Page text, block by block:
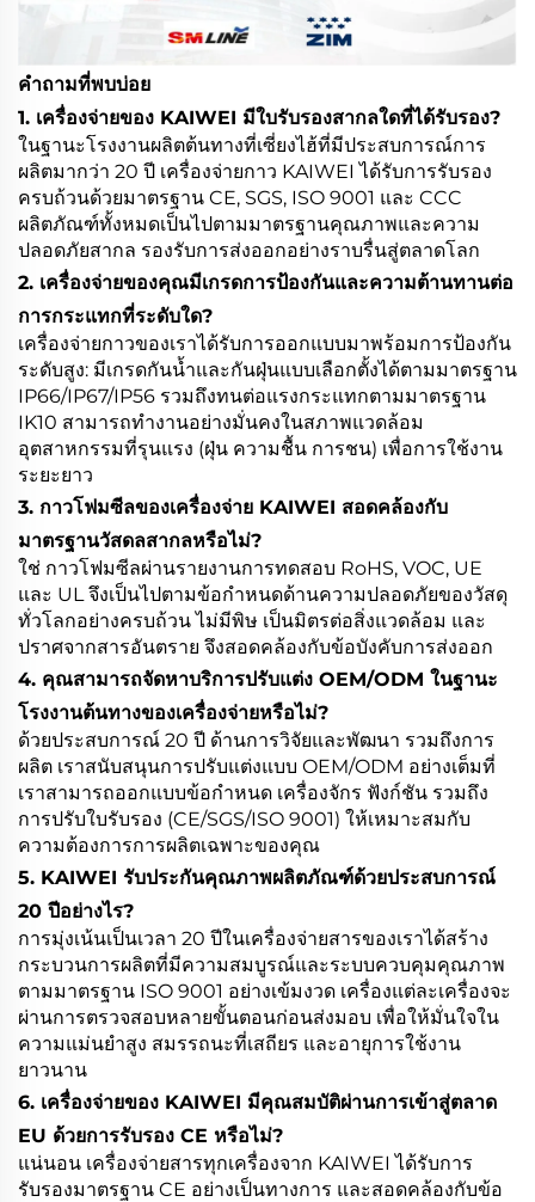
คำถามที่พบบ่อย
1. เครื่องจ่ายของ KAIWEI มีใบรับรองสากลใดที่ได้รับรอง?
ในฐานะโรงงานผลิตต้นทางที่เซี่ยงไฮ้ที่มีประสบการณ์การ
ผลิตมากว่า 20 ปี เครื่องจ่ายกาว KAIWEI ได้รับการรับรอง
ครบถ้วนด้วยมาตรฐาน CE, SGS, ISO 9001 และ CCC
ผลิตภัณฑ์ทั้งหมดเป็นไปตามมาตรฐานคุณภาพและความ
ปลอดภัยสากล รองรับการส่งออกอย่างราบรื่นสู่ตลาดโลก
2. เครื่องจ่ายของคุณมีเกรดการป้องกันและความต้านทานต่อ
การกระแทกที่ระดับใด?
เครื่องจ่ายกาวของเราได้รับการออกแบบมาพร้อมการป้องกัน
ระดับสูง: มีเกรดกันน้ำและกันฝุ่นแบบเลือกตั้งได้ตามมาตรฐาน
IP66/IP67/IP56 รวมถึงทนต่อแรงกระแทกตามมาตรฐาน
IK10 สามารถทำงานอย่างมั่นคงในสภาพแวดล้อม
อุตสาหกรรมที่รุนแรง (ฝุ่น ความชื้น การชน) เพื่อการใช้งาน
ระยะยาว
3. กาวโฟมซีลของเครื่องจ่าย KAIWEI สอดคล้องกับ
มาตรฐานวัสดลสากลหรือไม่?
ใช่ กาวโฟมซีลผ่านรายงานการทดสอบ RoHS, VOC, UE
และ UL จึงเป็นไปตามข้อกำหนดด้านความปลอดภัยของวัสดุ
ทั่วโลกอย่างครบถ้วน ไม่มีพิษ เป็นมิตรต่อสิ่งแวดล้อม และ
ปราศจากสารอันตราย จึงสอดคล้องกับข้อบังคับการส่งออก
4. คุณสามารถจัดหาบริการปรับแต่ง OEM/ODM ในฐานะ
โรงงานต้นทางของเครื่องจ่ายหรือไม่?
ด้วยประสบการณ์ 20 ปี ด้านการวิจัยและพัฒนา รวมถึงการ
ผลิต เราสนับสนุนการปรับแต่งแบบ OEM/ODM อย่างเต็มที่
เราสามารถออกแบบข้อกำหนด เครื่องจักร ฟังก์ชัน รวมถึง
การปรับใบรับรอง (CE/SGS/ISO 9001) ให้เหมาะสมกับ
ความต้องการการผลิตเฉพาะของคุณ
5. KAIWEI รับประกันคุณภาพผลิตภัณฑ์ด้วยประสบการณ์
20 ปีอย่างไร?
การมุ่งเน้นเป็นเวลา 20 ปีในเครื่องจ่ายสารของเราได้สร้าง
กระบวนการผลิตที่มีความสมบูรณ์และระบบควบคุมคุณภาพ
ตามมาตรฐาน ISO 9001 อย่างเข้มงวด เครื่องแต่ละเครื่องจะ
ผ่านการตรวจสอบหลายขั้นตอนก่อนส่งมอบ เพื่อให้มั่นใจใน
ความแม่นยำสูง สมรรถนะที่เสถียร และอายุการใช้งาน
ยาวนาน
6. เครื่องจ่ายของ KAIWEI มีคุณสมบัติผ่านการเข้าสู่ตลาด
EU ด้วยการรับรอง CE หรือไม่?
แน่นอน เครื่องจ่ายสารทุกเครื่องจาก KAIWEI ได้รับการ
รับรองมาตรฐาน CE อย่างเป็นทางการ และสอดคล้องกับข้อ